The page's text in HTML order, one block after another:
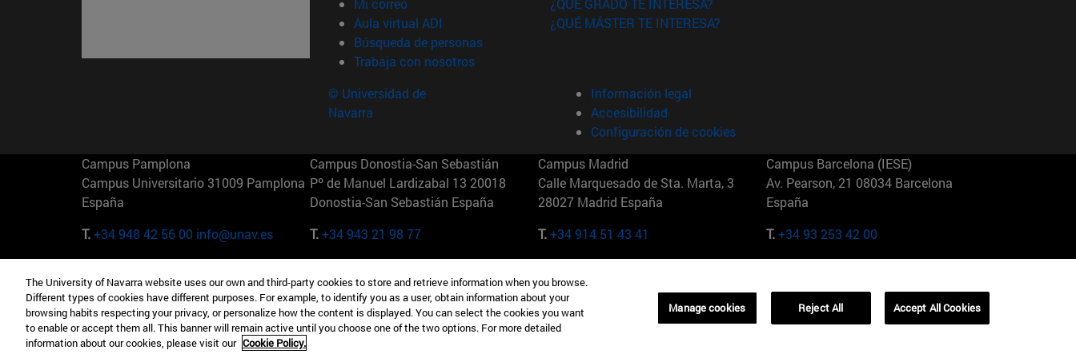
Mi correo
Aula virtual ADI (abre en nueva ventana)
Búsqueda de personas(abre en nueva ventana)
Trabaja con nosotros(abre en nueva ventana)
¿QUÉ GRADO TE INTERESA?
¿QUÉ MÁSTER TE INTERESA?
© Universidad de
Navarra
Información legal
Accesibilidad
Configuración de cookies
Campus Pamplona
Campus Universitario 31009 Pamplona
España
T.+34 948 42 56 00 info@unav.es
Campus Donostia-San Sebastián
Pº de Manuel Lardizabal 13 20018
Donostia-San Sebastián España
T.+34 943 21 98 77
Campus Madrid
Calle Marquesado de Sta. Marta, 3
28027 Madrid España
T.+34 914 51 43 41
Campus Barcelona (IESE)
Av. Pearson, 21 08034 Barcelona
España
T.+34 93 253 42 00
Camino del Cerro Águila 3 28023
Madrid España
T.+34 912 11 30 00
165 W 57th St 10019-2201 Nueva York
EE.UU
T.+1 646 346 8850
Maria-Theresia-Straße 15 81675
Múnich Alemania
T.+49 89 24209790
01321001 Bela Vista Brasil
The University of Navarra website uses our own and third-party cookies to store and retrieve information when you browse.
Different types of cookies have different purposes. For example, to identify you as a user, obtain information about your
browsing habits respecting your privacy, or personalize how the content is displayed. You can select the cookies you want
to enable or accept them all. This banner will remain active until you choose one of the two options. For more detailed
information about our cookies, please visit our Cookie Policy.
Manage cookies Reject All Accept All Cookies